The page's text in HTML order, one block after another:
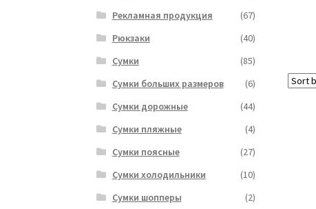
Рекламная продукция
(67)
Рюкзаки
(40)
Сумки
(85)
Сумки больших размеров
(6)
Сумки дорожные
(44)
Сумки пляжные
(4)
Сумки поясные
(27)
Сумки холодильники
(10)
Сумки шопперы
(2)